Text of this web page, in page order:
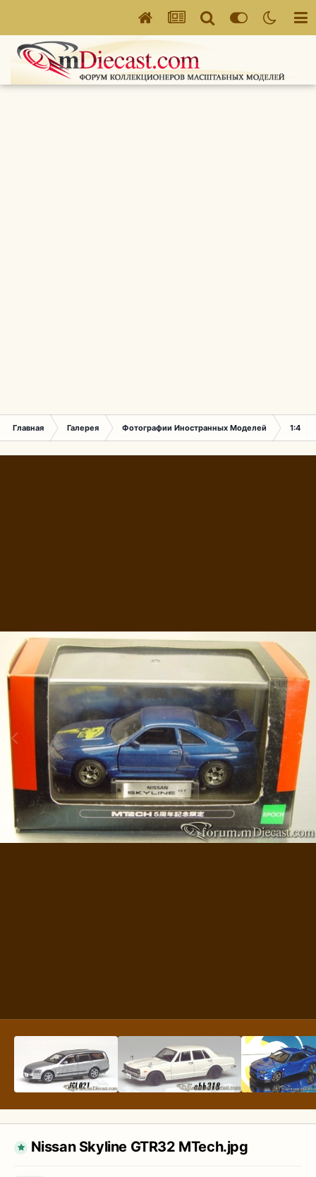
Главная Галерея Фотографии Иностранных Моделей 1:43
Nissan Skyline GTR32 MTech.jpg